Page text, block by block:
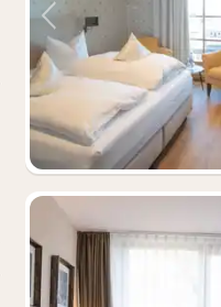
Vorheriges Bild